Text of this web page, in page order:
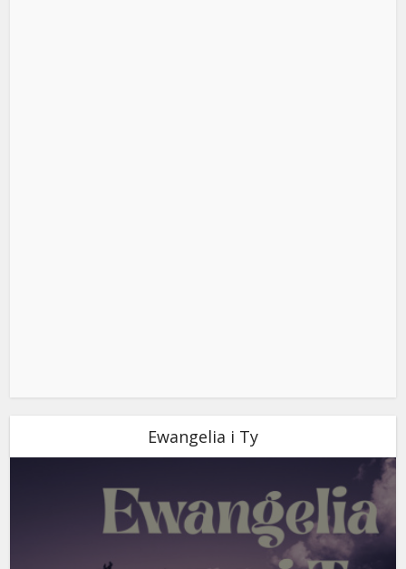
Ewangelia i Ty